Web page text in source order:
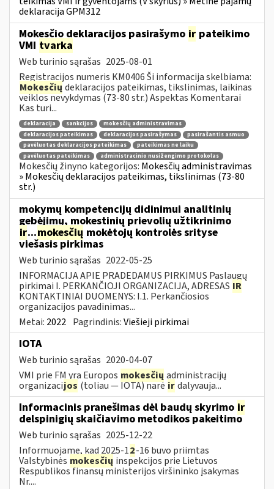
deklaracija GPM312
Mokesčio deklaracijos pasirašymo ir pateikimo
VMI tvarka
Web turinio sąrašas 2025-08-01
Registracijos numeris KM0406 Ši informacija skelbiama:
Mokesčių deklaracijos pateikimas, tikslinimas, laikinas
veiklos nevykdymas (73-80 str.) Aspektas Komentarai
Kas turi...
deklaracija sankcijos
mokesčių administravimas
deklaracijos pateikimas
deklaracijos pasirašymas
pasirašantis asmuo
pavėluotas deklaracijos pateikimas
pateikimas ne laiku
pavėluotas pateikimas
administracinio nusižengimo protokolas
Mokesčių žinyno kategorijos: Mokesčių administravimas
» Mokesčių deklaracijos pateikimas, tikslinimas (73-80
str.)
mokymų kompetencijų didinimui analitinių
gebėjimų, mokestinių prievolių užtikrinimo
ir...mokesčių mokėtojų kontrolės srityse
viešasis pirkimas
Web turinio sąrašas 2022-05-25
INFORMACIJA APIE PRADEDAMUS PIRKIMUS Paslaugų
pirkimai I. PERKANČIOJI ORGANIZACIJA, ADRESAS IR
KONTAKTINIAI DUOMENYS: I.1. Perkančiosios
organizacijos pavadinimas...
Metai: 2022 Pagrindinis:Viešieji pirkimai
IOTA
Web turinio sąrašas 2020-04-07
VMI prie FM yra Europos mokesčių administracijų
organizacijos (toliau — IOTA) narė irdalyvauja...
Informacinis pranešimas dėl baudų skyrimo ir
delspinigių skaičiavimo metodikos pakeitimo
Web turinio sąrašas 2025-12-22
Informuojame, kad 2025-12-16 buvo priimtas
Valstybinės mokesčių inspekcijos prie Lietuvos
Respublikos finansų ministerijos viršininko įsakymas
Nr....